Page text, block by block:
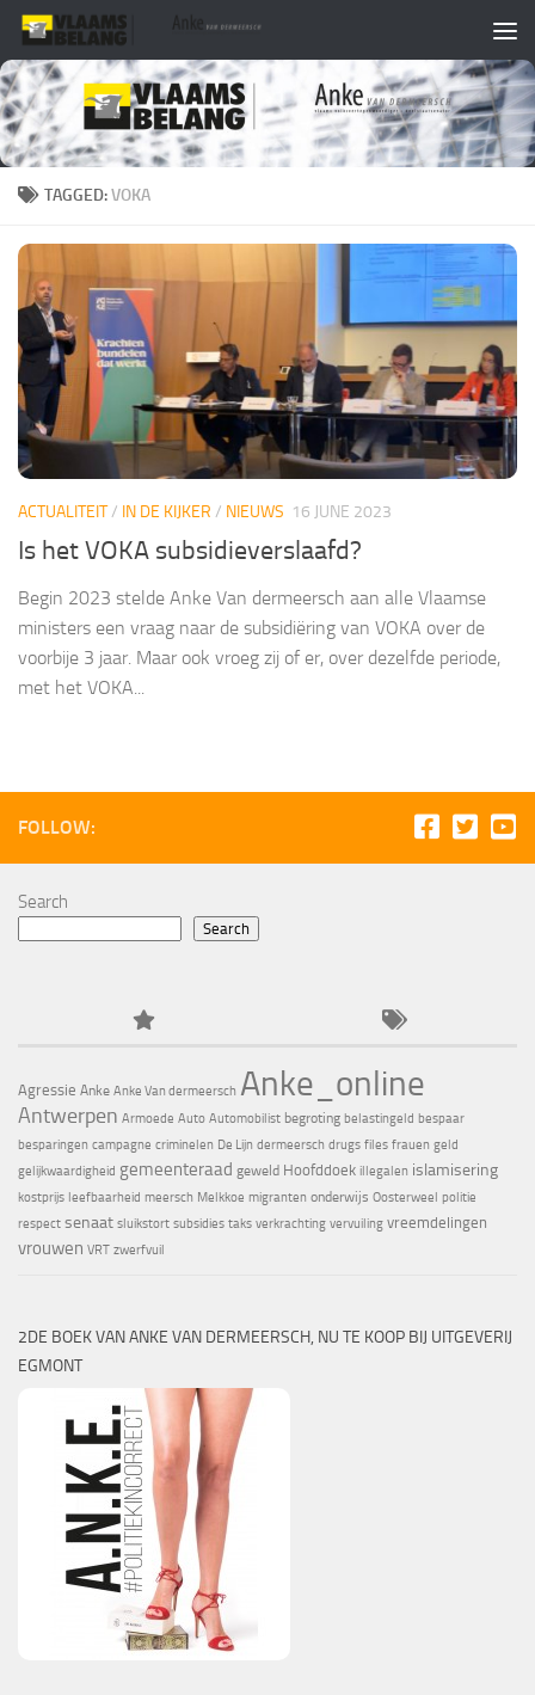
Skip to content
TAGGED:VOKA
ACTUALITEIT/ IN DE KIJKER / NIEUWS 16 JUNE 2023
Is het VOKA subsidieverslaafd?
Begin 2023 stelde Anke Van dermeersch aan alle Vlaamse
ministers een vraag naar de subsidiëring van VOKA over de
voorbije 3 jaar. Maar ook vroeg zij of er, over dezelfde periode,
met het VOKA...
FOLLOW:
Search
Search
Agressie Anke Anke Van dermeersch Anke_online
Antwerpen Armoede Auto Automobilist begroting belastingeld bespaar
besparingen campagne criminelen De Lijn dermeersch drugs files frauen geld
gelijkwaardigheid gemeenteraad geweld Hoofddoek illegalen islamisering
kostprijs leefbaarheid meersch Melkkoe migranten onderwijs Oosterweel politie
respect senaat sluikstort subsidies taks verkrachting vervuiling vreemdelingen
vrouwen VRT zwerfvuil
2DE BOEK VAN ANKE VAN DERMEERSCH, NU TE KOOP BIJ UITGEVERIJ
EGMONT